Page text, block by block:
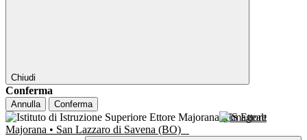
Chiudi
Conferma
Annulla Conferma
IIS Ettore
Majorana • San Lazzaro di Savena (BO)